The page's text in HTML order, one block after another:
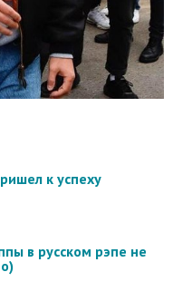
к успеху
в русском рэпе не